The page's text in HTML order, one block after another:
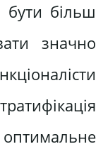
бути більш
значно